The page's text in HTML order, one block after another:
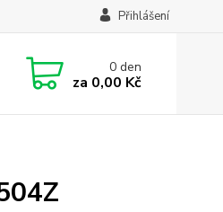
Přihlášení
0den
za 0,00 Kč